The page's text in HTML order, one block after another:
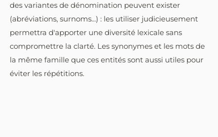
des variantes de dénomination peuvent exister
(abréviations, surnoms...) : les utiliser judicieusement
permettra d'apporter une diversité lexicale sans
compromettre la clarté. Les synonymes et les mots de
la même famille que ces entités sont aussi utiles pour
éviter les répétitions.